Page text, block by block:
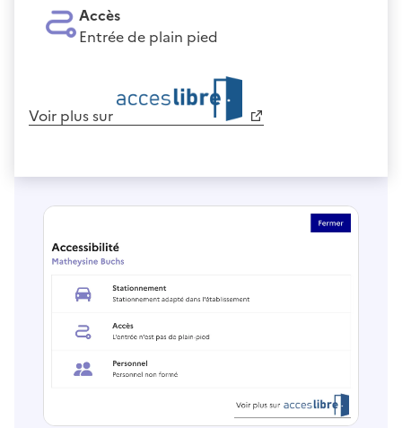
Accès
Entrée de plain pied
Voir plus sur